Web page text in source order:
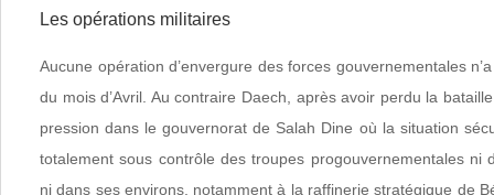
Les opérations militaires
Aucune opération d’envergure des forces gouvernementales
du mois d’Avril. Au contraire Daech, après avoir perdu la
pression dans le gouvernorat de Salah Dine où la situation
totalement sous contrôle des troupes progouvernementales ni
ni dans ses environs, notamment à la raffinerie stratégique de